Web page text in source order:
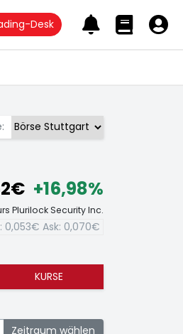
Desk
+16,98%
Plurilock Security Inc.
0,053€ Ask: 0,070€
KURSE